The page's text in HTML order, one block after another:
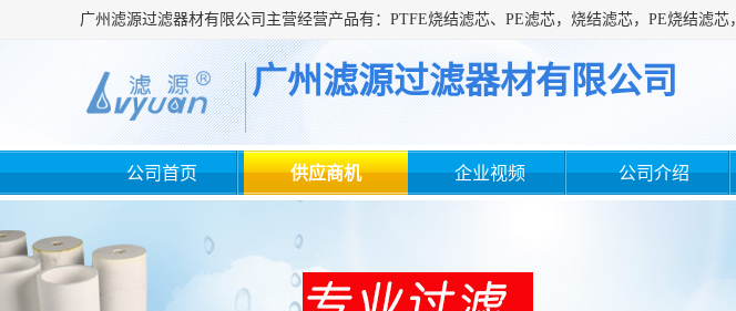
广州滤源过滤器材有限公司
公司首页 供应商机 企业视频 公司介绍